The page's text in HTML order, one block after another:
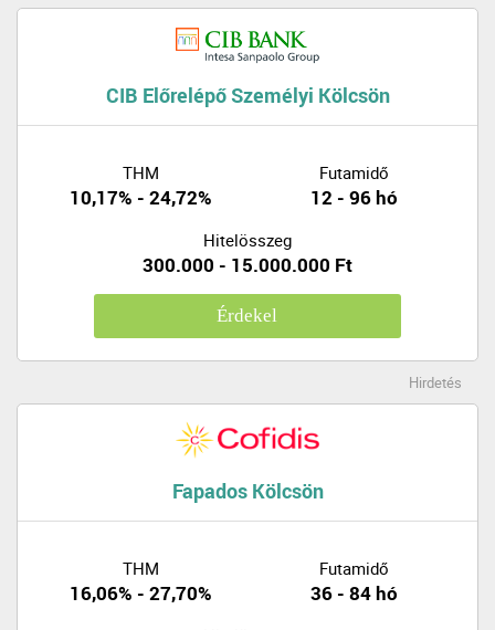
CIB Előrelépő Személyi Kölcsön
THM
10,17% - 24,72%
Futamidő
12 - 96 hó
Hitelösszeg
300.000 - 15.000.000 Ft
Érdekel
Hirdetés
Fapados Kölcsön
THM
16,06% - 27,70%
Futamidő
36 - 84 hó